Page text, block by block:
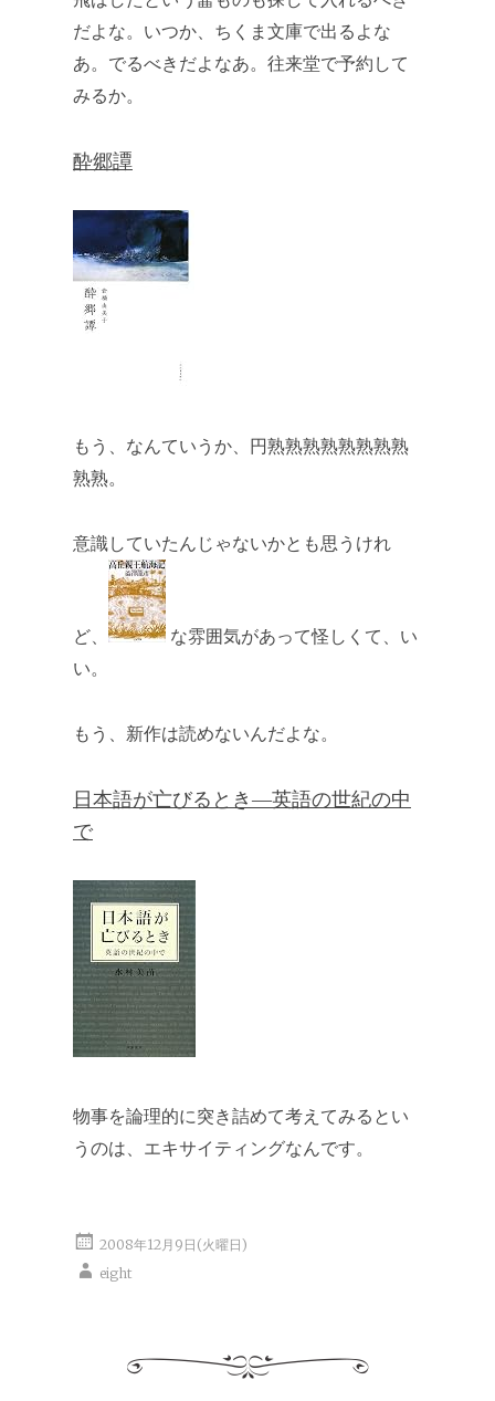
だよな。いつか、ちくま文庫で出るよな
あ。でるべきだよなあ。往来堂で予約して
みるか。
酔郷譚
もう、なんていうか、円熟熟熟熟熟熟熟熟
熟熟。
意識していたんじゃないかとも思うけれ
ど、
な雰囲気があって怪しくて、い
い。
もう、新作は読めないんだよな。
日本語が亡びるとき―英語の世紀の中
で
物事を論理的に突き詰めて考えてみるとい
うのは、エキサイティングなんです。
2008年12月9日(火曜日)
eight